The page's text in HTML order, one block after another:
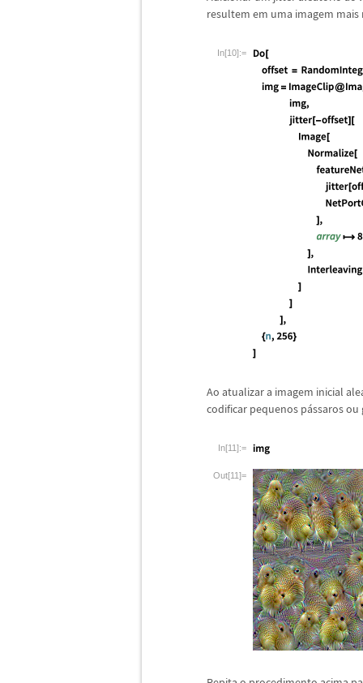
resultem em uma imagem mais
In[10]:=
Ao atualizar a imagem inicial
codificar pequenos pássaros ou
In[11]:=
Out[11]=